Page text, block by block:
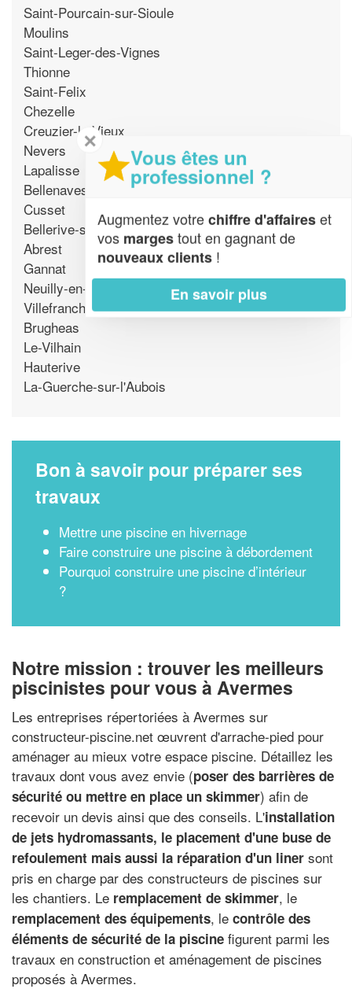
Saint-Pourcain-sur-Sioule
Moulins
Saint-Leger-des-Vignes
Thionne
Saint-Felix
Chezelle
Creuzier-le-Vieux
Nevers
Lapalisse
Bellenaves
Cusset
Bellerive-sur-Allier
Abrest
Gannat
Neuilly-en-Dun
Villefranche-d'Allier
Brugheas
Le-Vilhain
Hauterive
La-Guerche-sur-l'Aubois
Bon à savoir pour préparer ses
travaux
Mettre une piscine en hivernage
Faire construire une piscine à débordement
Pourquoi construire une piscine d’intérieur
?
Notre mission : trouver les meilleurs
piscinistes pour vous à Avermes
Les entreprises répertoriées à Avermes sur
constructeur-piscine.net œuvrent d'arrache-pied pour
aménager au mieux votre espace piscine. Détaillez les
travaux dont vous avez envie (poser des barrières de
sécurité ou mettre en place un skimmer) afin de
recevoir un devis ainsi que des conseils. L'installation
de jets hydromassants, le placement d'une buse de
refoulement mais aussi la réparation d'un liner sont
pris en charge par des constructeurs de piscines sur
les chantiers. Le remplacement de skimmer, le
remplacement des équipements, le contrôle des
éléments de sécurité de la piscine figurent parmi les
travaux en construction et aménagement de piscines
proposés à Avermes.
✕
Vous êtes un
professionnel ?
Augmentez votrechiffre d'affaireset
vos margestout en gagnant de
nouveaux clients !
En savoir plus